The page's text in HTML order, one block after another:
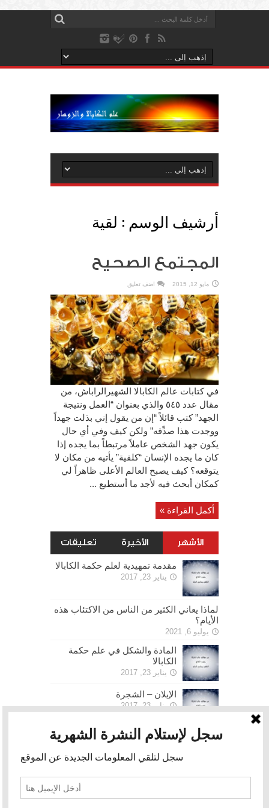
أرشيف الوسم : لقية
المجتمع الصحيح
مايو 12, 2015 اضف تعليق
في كتابات عالم الكابالا الشهيرالراباش، من
مقال عدد ٥٤٥ والذي بعنوان “العمل ونتيجة
الجهد” كتب قائلاً “إن من يقول إني بذلت جهداً
ووجدت هذا صدِّقه” ولكن كيف وفي أي حال
يكون جهد الشخص عاملاً مرتبطاً بما يجده إذا
كان ما يجده الإنسان “كلقية” يأتيه من مكان لا
يتوقعه؟ كيف يصبح العالم الأعلى ظاهراً لي
كمكان أبحث فيه لأجد ما أستطيع ...
أكمل القراءة »
الأشهر الأخيرة تعليقات
مقدمة تمهيدية لعلم حكمة الكابالا
يناير 23, 2017
لماذا يعاني الكثير من الناس من الاكتئاب هذه
الأيام؟
يوليو 6, 2021
المادة والشكل في علم حكمة
الكابالا
يناير 23, 2017
الإيلان – الشجرة
يناير 23, 2017
الحرية